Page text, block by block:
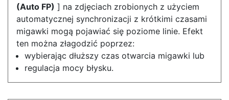
(Auto FP) ] na zdjęciach zrobionych z użyciem
automatycznej synchronizacji z krótkimi czasami
migawki mogą pojawiać się poziome linie. Efekt
ten można złagodzić poprzez:
wybierając dłuższy czas otwarcia migawki lub
regulacja mocy błysku.